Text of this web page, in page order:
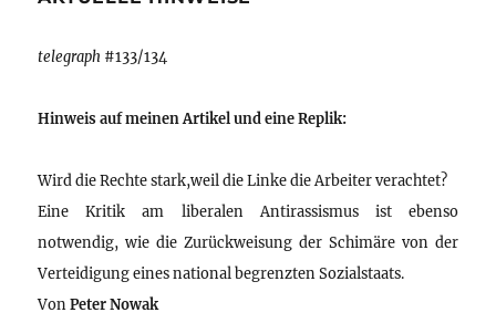
telegraph #133/134
Hinweis auf meinen Artikel und eine Replik:
Wird die Rechte stark,weil die Linke die Arbeiter verachtet?
Eine Kritik am liberalen Antirassismus ist ebenso
notwendig, wie die Zurückweisung der Schimäre von der
Verteidigung eines national begrenzten Sozialstaats.
VonPeter Nowak